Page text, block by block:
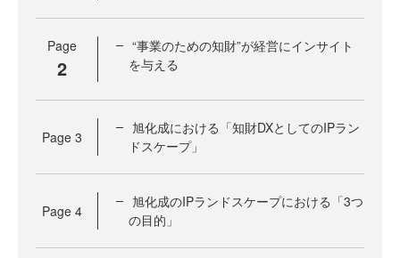
Page
2
“事業のための知財”が経営にインサイト
を与える
Page 3
旭化成における「知財DXとしてのIPラン
ドスケープ」
Page 4
旭化成のIPランドスケープにおける「3つ
の目的」